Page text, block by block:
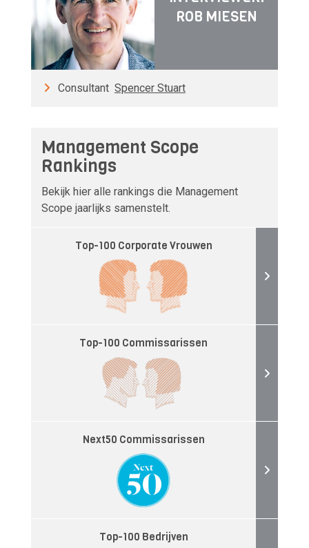
ROB MIESEN
Consultant Spencer Stuart
Management Scope
Rankings
Bekijk hier alle rankings die Management
Scope jaarlijks samenstelt.
Top-100 Corporate Vrouwen
Top-100 Commissarissen
Next50 Commissarissen
Top-100 Bedrijven